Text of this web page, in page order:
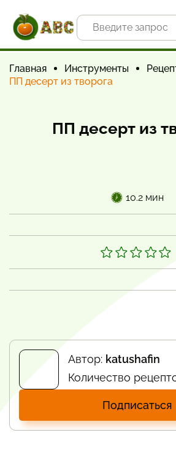
Главная Инструменты
ПП десерт из творога
ПП десерт из
10.2 мин
Автор: katushafin
Количество
Подписаться